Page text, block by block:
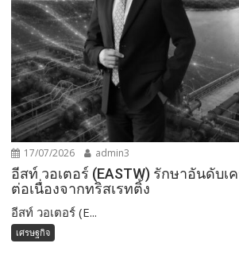
17/07/2026 admin3
อีสท์ วอเตอร์ (EASTW) รักษาอันดับเ
ต่อเนื่องจากทริสเรทติ้ง
อีสท์ วอเตอร์ (E...
เศรษฐกิจ